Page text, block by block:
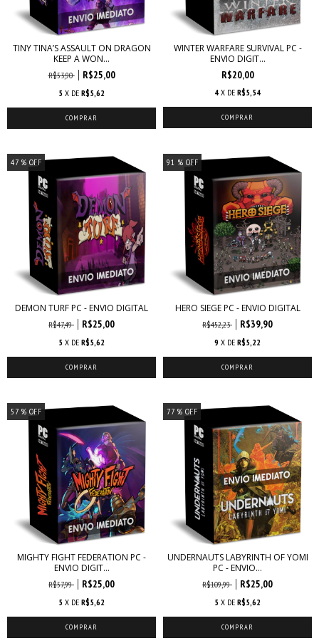
TINY TINA’S ASSAULT ON DRAGON
KEEP A WON...
R$53,90 R$25,00
5 X DE R$5,62
WINTER WARFARE SURVIVAL PC -
ENVIO DIGIT...
R$20,00
4 X DE R$5,54
47% OFF
DEMON TURF PC - ENVIO DIGITAL
R$47,49 R$25,00
5 X DE R$5,62
91 % OFF
HERO SIEGE PC - ENVIO DIGITAL
R$452,23 R$39,90
9 X DE R$5,22
57% OFF
MIGHTY FIGHT FEDERATION PC -
ENVIO DIGIT...
R$57,99 R$25,00
5 X DE R$5,62
77% OFF
UNDERNAUTS LABYRINTH OF YOMI
PC - ENVIO...
R$109,99 R$25,00
5 X DE R$5,62